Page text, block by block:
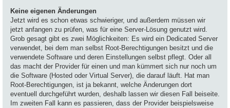
Keine eigenen Änderungen
Jetzt wird es schon etwas schwieriger, und außerdem müssen wir
jetzt anfangen zu prüfen, was für eine Server-Lösung genutzt wird.
Grob gesagt gibt es zwei Möglichkeiten: Es wird ein Dedicated Server
verwendet, bei dem man selbst Root-Berechtigungen besitzt und die
verwendete Software und deren Einstellungen selbst pflegt. Oder all
das macht der Provider für einen und man kümmert sich nur noch um
die Software (Hosted oder Virtual Server), die darauf läuft. Hat man
Root-Berechtigungen, ist ja bekannt, welche Änderungen dort
eventuell durchgeführt wurden, deshalb lassen wir diesen Fall beiseite.
Im zweiten Fall kann es passieren, dass der Provider beispielsweise